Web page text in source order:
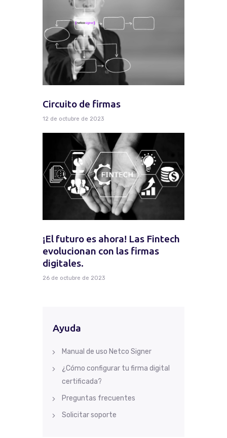
Circuito de firmas
12 de octubre de 2023
¡El futuro es ahora! Las Fintech
evolucionan con las firmas
digitales.
26 de octubre de 2023
Ayuda
Manual de uso Netco Signer
¿Cómo configurar tu firma digital
certificada?
Preguntas frecuentes
Solicitar soporte